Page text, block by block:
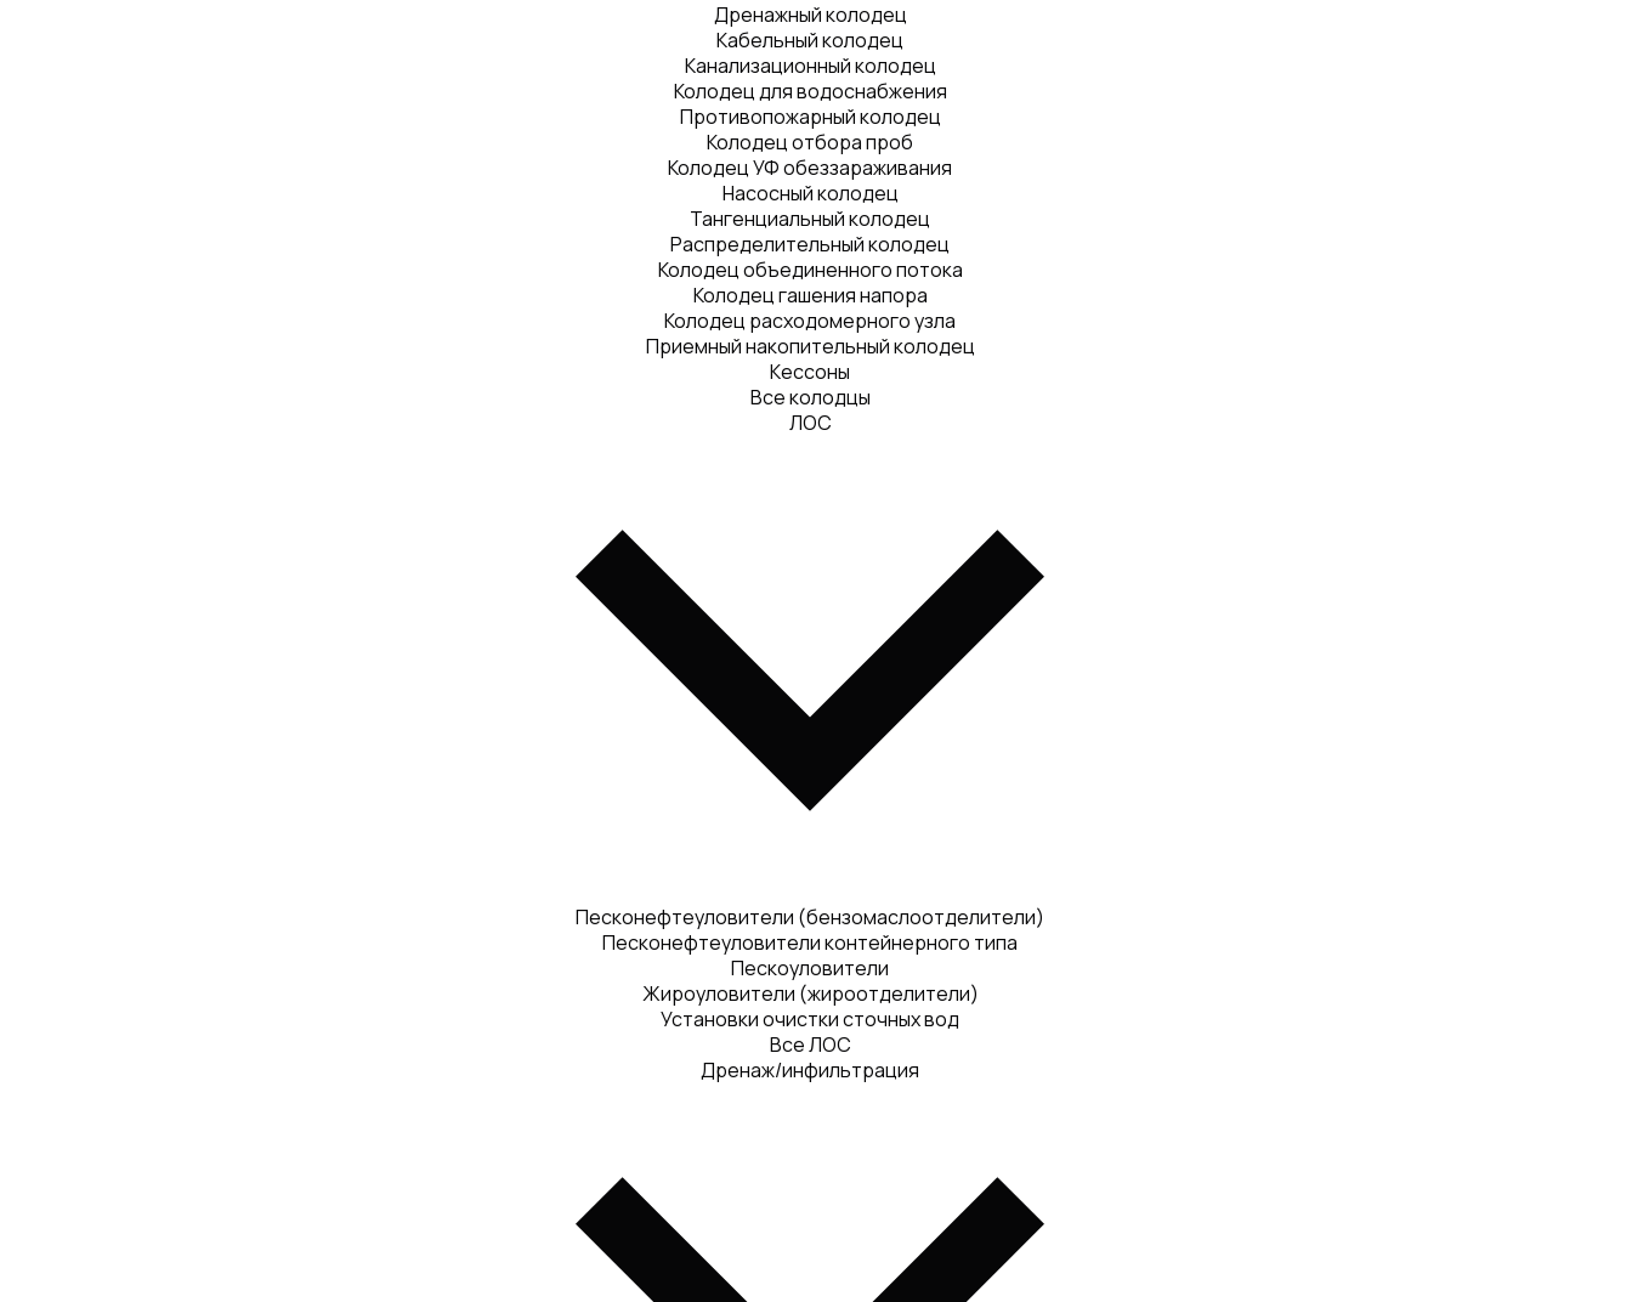
Дренажный колодец
Кабельный колодец
Канализационный колодец
Колодец для водоснабжения
Противопожарный колодец
Колодец отбора проб
Колодец УФ обеззараживания
Насосный колодец
Тангенциальный колодец
Распределительный колодец
Колодец объединенного потока
Колодец гашения напора
Колодец расходомерного узла
Приемный накопительный колодец
Кессоны
Все колодцы
ЛОС
Песконефтеуловители (бензомаслоотделители)
Песконефтеуловители контейнерного типа
Пескоуловители
Жироуловители (жироотделители)
Установки очистки сточных вод
Все ЛОС
Дренаж/инфильтрация